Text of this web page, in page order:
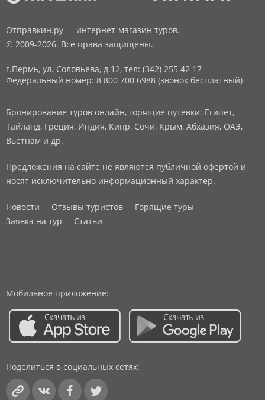
Отправкин.ру — интернет-магазин туров.
© 2009-2026. Все права защищены.
г.Пермь, ул. Соловьева, д.12, тел: (342) 255 42 17
Федеральный номер: 8 800 700 6988 (звонок бесплатный)
Бронирование туров онлайн, горящие путевки: Египет,
Тайланд, Греция, Индия, Кипр, Сочи, Крым, Абхазия, ОАЭ,
Вьетнам и др.
Предложения на сайте не являются публичной офертой и
носят исключительно информационный характер.
Новости Отзывы туристов
Горящие туры
Заявка на тур
Статьи
Мобильное приложение:
Поделиться в социальных сетях: